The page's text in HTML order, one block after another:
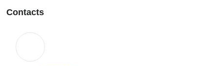
Contacts